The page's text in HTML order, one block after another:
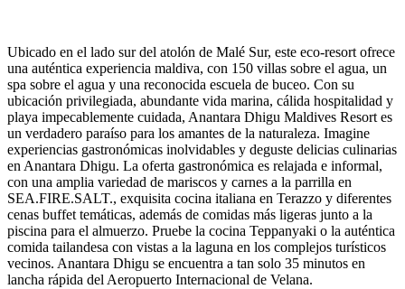
Ubicado en el lado sur del atolón de Malé Sur, este eco-resort ofrece
una auténtica experiencia maldiva, con 150 villas sobre el agua, un
spa sobre el agua y una reconocida escuela de buceo. Con su
ubicación privilegiada, abundante vida marina, cálida hospitalidad y
playa impecablemente cuidada, Anantara Dhigu Maldives Resort es
un verdadero paraíso para los amantes de la naturaleza. Imagine
experiencias gastronómicas inolvidables y deguste delicias culinarias
en Anantara Dhigu. La oferta gastronómica es relajada e informal,
con una amplia variedad de mariscos y carnes a la parrilla en
SEA.FIRE.SALT., exquisita cocina italiana en Terazzo y diferentes
cenas buffet temáticas, además de comidas más ligeras junto a la
piscina para el almuerzo. Pruebe la cocina Teppanyaki o la auténtica
comida tailandesa con vistas a la laguna en los complejos turísticos
vecinos. Anantara Dhigu se encuentra a tan solo 35 minutos en
lancha rápida del Aeropuerto Internacional de Velana.